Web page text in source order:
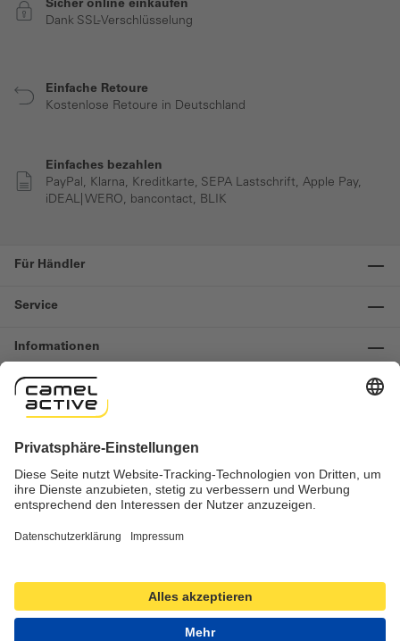
Sicher online einkaufen
Dank SSL-Verschlüsselung
Einfache Retoure
Kostenlose Retoure in Deutschland
Einfaches bezahlen
PayPal, Klarna, Kreditkarte, SEPA Lastschrift, Apple Pay,
iDEAL| WERO, bancontact, BLIK
Für Händler
Service
Informationen
Kontakt
Widerruf